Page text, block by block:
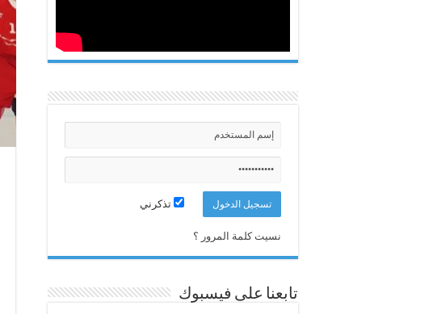
تذكرني
نسيت كلمة المرور ؟
تابعنا على فيسبوك